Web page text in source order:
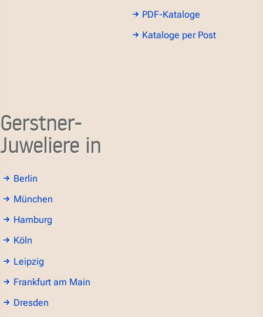
PDF-Kataloge
Kataloge per Post
Gerstner-
Juweliere in
Berlin
München
Hamburg
Köln
Leipzig
Frankfurt am Main
Dresden